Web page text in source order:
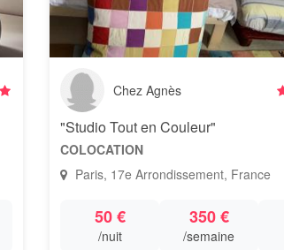
Chez Agnès
"Studio Tout en Couleur"
COLOCATION
Paris, 17e Arrondissement, France
50 €
/nuit
350 €
/semaine